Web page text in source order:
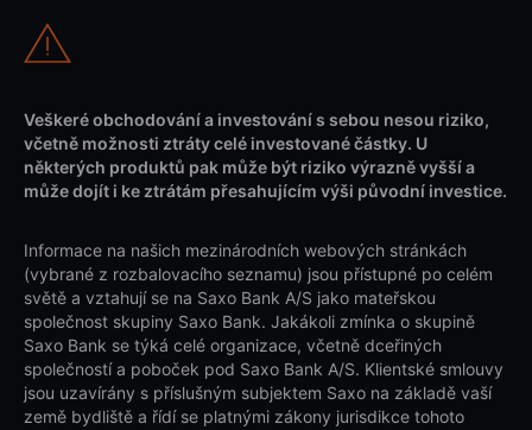
Veškeré obchodování a investování s sebou nesou riziko,
včetně možnosti ztráty celé investované částky. U
některých produktů pak může být riziko výrazně vyšší a
může dojít i ke ztrátám přesahujícím výši původní investice.
Informace na našich mezinárodních webových stránkách
(vybrané z rozbalovacího seznamu) jsou přístupné po celém
světě a vztahují se na Saxo Bank A/S jako mateřskou
společnost skupiny Saxo Bank. Jakákoli zmínka o skupině
Saxo Bank se týká celé organizace, včetně dceřiných
společností a poboček pod Saxo Bank A/S. Klientské smlouvy
jsou uzavírány s příslušným subjektem Saxo na základě vaší
země bydliště a řídí se platnými zákony jurisdikce tohoto